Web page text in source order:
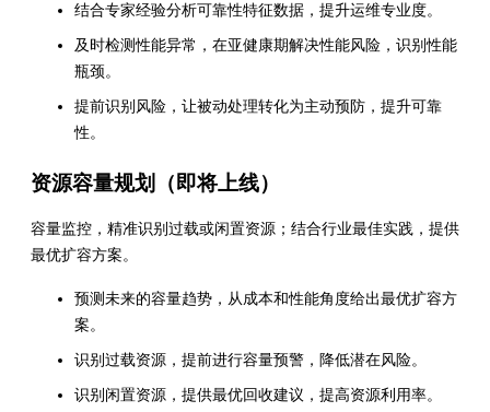
结合专家经验分析可靠性特征数据，提升运维专业度。
及时检测性能异常，在亚健康期解决性能风险，识别性能
瓶颈。
提前识别风险，让被动处理转化为主动预防，提升可靠
性。
资源容量规划（即将上线）
容量监控，精准识别过载或闲置资源；结合行业最佳实践，提供
最优扩容方案。
预测未来的容量趋势，从成本和性能角度给出最优扩容方
案。
识别过载资源，提前进行容量预警，降低潜在风险。
识别闲置资源，提供最优回收建议，提高资源利用率。